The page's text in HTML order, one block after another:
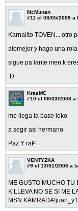
McMunan
#11 el 08/05/2008 a
Karnalito TOVEN... otro
alomejor y hago una
sigue pa lante men k
:D
KrasMC
#10 el 08/03/2008 a
me llega la base loko
a segir asi hermano
Paz Y raP
VENTYZKA
#9 el 13/01/2008 a
ME GUSTO MUCHO TU
K LLEVA NO SE SI ME
MSN